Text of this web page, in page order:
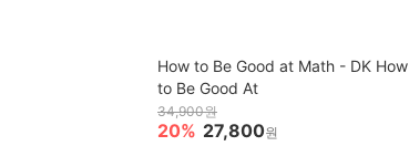
How to Be Good at Math - DK How
to Be Good At
34,900원
20% 27,800원